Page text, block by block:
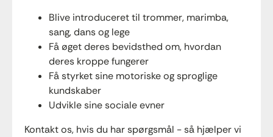
Blive introduceret til trommer, marimba,
sang, dans og lege
Få øget deres bevidsthed om, hvordan
deres kroppe fungerer
Få styrket sine motoriske og sproglige
kundskaber
Udvikle sine sociale evner
Kontakt os, hvis du har spørgsmål - så hjælper vi